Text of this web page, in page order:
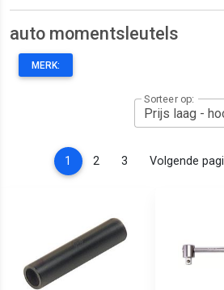
auto momentsleutels
MERK:
Sorteer op:
1 (current)
2 3 Volgende